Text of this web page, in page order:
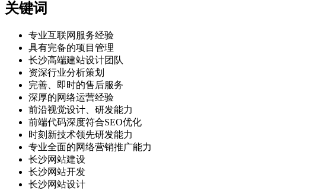
关键词
专业互联网服务经验
具有完备的项目管理
长沙高端建站设计团队
资深行业分析策划
完善、即时的售后服务
深厚的网络运营经验
前沿视觉设计、研发能力
前端代码深度符合SEO优化
时刻新技术领先研发能力
专业全面的网络营销推广能力
长沙网站建设
长沙网站开发
长沙网站设计